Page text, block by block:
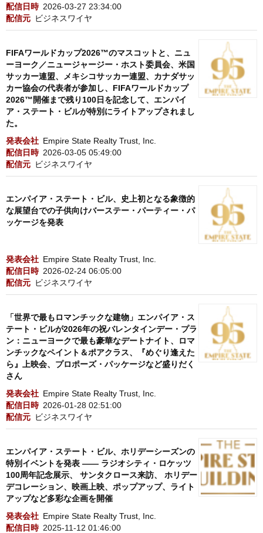
配信日時 2026-03-27 23:34:00
配信元 ビジネスワイヤ
FIFAワールドカップ2026™のマスコットと、ニュ
ーヨーク／ニュージャージー・ホスト委員会、米国
サッカー連盟、メキシコサッカー連盟、カナダサッ
カー協会の代表者が参加し、FIFAワールドカップ
2026™開催まで残り100日を記念して、エンパイ
ア・ステート・ビルが特別にライトアップされまし
た。
発表会社 Empire State Realty Trust, Inc.
配信日時 2026-03-05 05:49:00
配信元 ビジネスワイヤ
エンパイア・ステート・ビル、史上初となる象徴的
な展望台での子供向けバーステー・パーティー・パ
ッケージを発表
発表会社 Empire State Realty Trust, Inc.
配信日時 2026-02-24 06:05:00
配信元 ビジネスワイヤ
「世界で最もロマンチックな建物」エンパイア・ス
テート・ビルが2026年の祝バレンタインデー・プラ
ン：ニューヨークで最も豪華なデートナイト、ロマ
ンチックなペイント＆ポアクラス、『めぐり逢えた
ら』上映会、プロポーズ・パッケージなど盛りだく
さん
発表会社 Empire State Realty Trust, Inc.
配信日時 2026-01-28 02:51:00
配信元 ビジネスワイヤ
エンパイア・ステート・ビル、ホリデーシーズンの
特別イベントを発表 —— ラジオシティ・ロケッツ
100周年記念展示、 サンタクロース来訪、 ホリデー
デコレーション、映画上映、ポップアップ、ライト
アップなど多彩な企画を開催
発表会社 Empire State Realty Trust, Inc.
配信日時 2025-11-12 01:46:00